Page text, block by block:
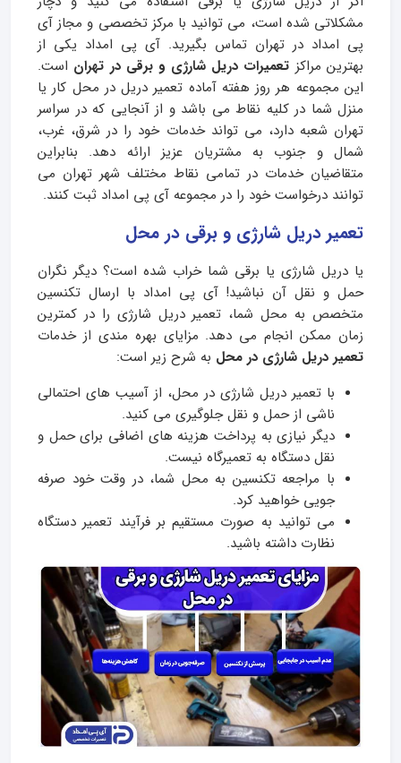
مشکلاتی شده است، می توانید با مرکز تخصصی و مجاز آی
پی امداد در تهران تماس بگیرید. آی پی امداد یکی از
بهترین مراکز تعمیرات دریل شارژی و برقی در تهران است.
این مجموعه هر روز هفته آماده تعمیر دریل در محل کار یا
منزل شما در کلیه نقاط می باشد و از آنجایی که در سراسر
تهران شعبه دارد، می تواند خدمات خود را در شرق، غرب،
شمال و جنوب به مشتریان عزیز ارائه دهد. بنابراین
متقاضیان خدمات در تمامی نقاط مختلف شهر تهران می
توانند درخواست خود را در مجموعه آی پی امداد ثبت کنند.
تعمیر دریل شارژی و برقی در محل
یا دریل شارژی یا برقی شما خراب شده است؟ دیگر نگران
حمل و نقل آن نباشید! آی پی امداد با ارسال تکنسین
متخصص به محل شما، تعمیر دریل شارژی را در کمترین
زمان ممکن انجام می‌ دهد. مزایای بهره مندی از خدمات
تعمیر دریل شارژی در محل به شرح زیر است:
با تعمیر دریل شارژی در محل، از آسیب‌ های احتمالی
ناشی از حمل و نقل جلوگیری می‌ کنید.
دیگر نیازی به پرداخت هزینه‌ های اضافی برای حمل و
نقل دستگاه به تعمیرگاه نیست.
با مراجعه تکنسین به محل شما، در وقت خود صرفه‌
جویی خواهید کرد.
می‌ توانید به صورت مستقیم بر فرآیند تعمیر دستگاه
نظارت داشته باشید.